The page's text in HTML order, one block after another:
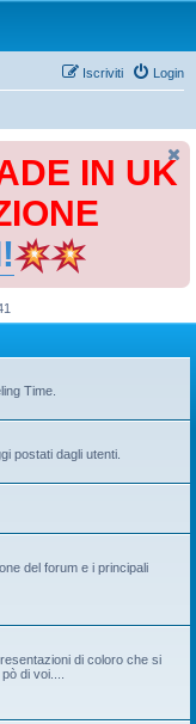
Login
Iscriviti
IN UK
Time.
postati dagli utenti.
del forum e i principali
di coloro che si
di voi....